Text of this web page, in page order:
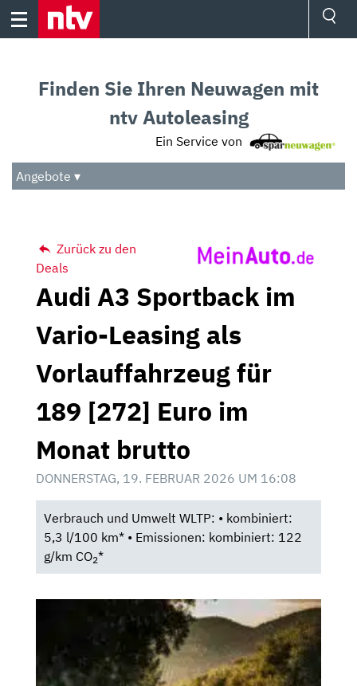
Skip
Audio
Das Beste
Finden Sie Ihren Neuwagen mit
ntv Autoleasing
Ein Service von
Angebote ▾
Zurück zu den
Deals
Audi A3 Sportback im
Vario-Leasing als
Vorlauffahrzeug für
189 [272] Euro im
Monat brutto
DONNERSTAG, 19. FEBRUAR 2026 UM 16:08
Verbrauch und Umwelt WLTP: • kombiniert:
5,3 l/100 km* • Emissionen: kombiniert: 122
g/km CO2*